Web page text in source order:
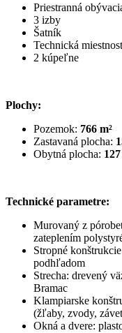
Priestranná
3 izby
Šatník
Technická
2 kúpeľne
Plochy:
Pozemok: 766 m²
Zastavaná plocha:
Obytná plocha:
Technické parametre:
Murovaný z
zateplením
Stropné
podhľadom
Strecha: drevený
Bramac
Klampiarske
(žľaby, zvody,
Okná a dvere: